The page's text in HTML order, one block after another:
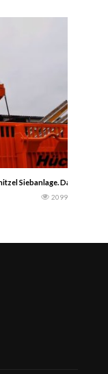
Siebanlage. Damit
2099